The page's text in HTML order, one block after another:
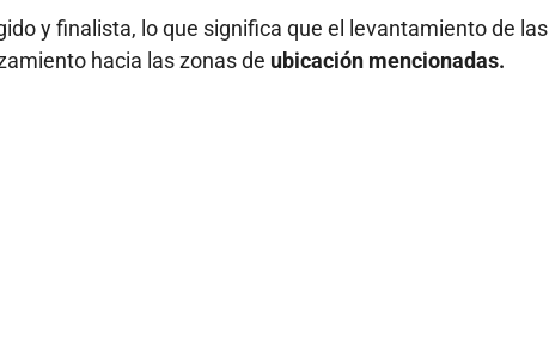
y finalista, lo que significa que el levantamiento de las
hacia las zonas de ubicación mencionadas.